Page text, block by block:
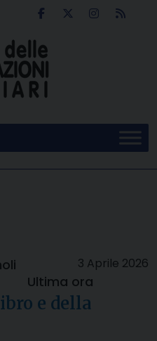
3 Aprile 2026
Ultima ora
e della